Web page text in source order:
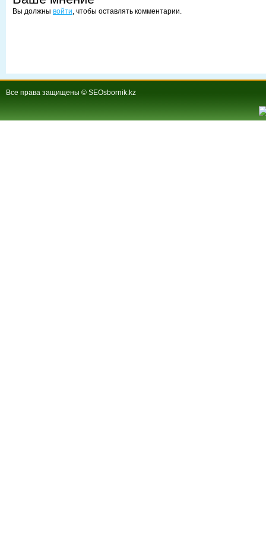
Вы должны войти, чтобы оставлять комментарии.
Все права защищены © SEOsbornik.kz